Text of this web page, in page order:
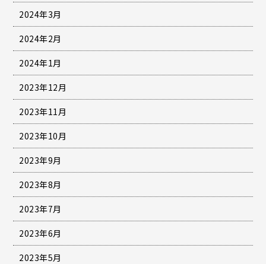
2024年3月
2024年2月
2024年1月
2023年12月
2023年11月
2023年10月
2023年9月
2023年8月
2023年7月
2023年6月
2023年5月